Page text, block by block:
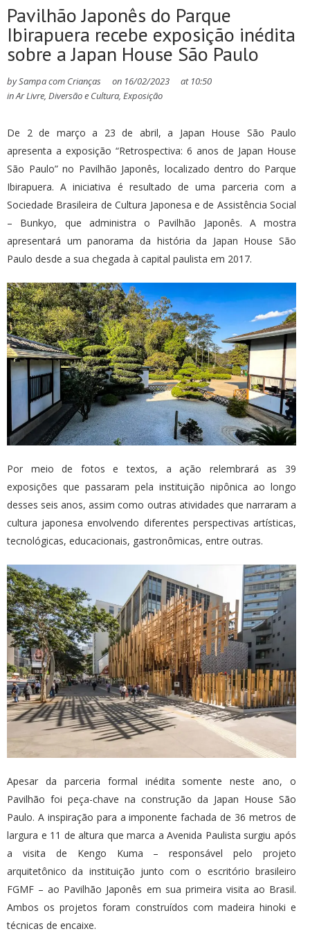
Pavilhão Japonês do Parque
Ibirapuera recebe exposição inédita
sobre a Japan House São Paulo
bySampa com Crianças on 16/02/2023 at 10:50
inAr Livre, Diversão e Cultura, Exposição
De 2 de março a 23 de abril, a Japan House São Paulo
apresenta a exposição “Retrospectiva: 6 anos de Japan House
São Paulo” no Pavilhão Japonês, localizado dentro do Parque
Ibirapuera. A iniciativa é resultado de uma parceria com a
Sociedade Brasileira de Cultura Japonesa e de Assistência Social
– Bunkyo, que administra o Pavilhão Japonês. A mostra
apresentará um panorama da história da Japan House São
Paulo desde a sua chegada à capital paulista em 2017.
Por meio de fotos e textos, a ação relembrará as 39
exposições que passaram pela instituição nipônica ao longo
desses seis anos, assim como outras atividades que narraram a
cultura japonesa envolvendo diferentes perspectivas artísticas,
tecnológicas, educacionais, gastronômicas, entre outras.
Apesar da parceria formal inédita somente neste ano, o
Pavilhão foi peça-chave na construção da Japan House São
Paulo. A inspiração para a imponente fachada de 36 metros de
largura e 11 de altura que marca a Avenida Paulista surgiu após
a visita de Kengo Kuma – responsável pelo projeto
arquitetônico da instituição junto com o escritório brasileiro
FGMF – ao Pavilhão Japonês em sua primeira visita ao Brasil.
Ambos os projetos foram construídos com madeira hinoki e
técnicas de encaixe.